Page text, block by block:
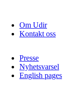
Om Udir
Kontakt oss
Presse
Nyhetsvarsel
English pages